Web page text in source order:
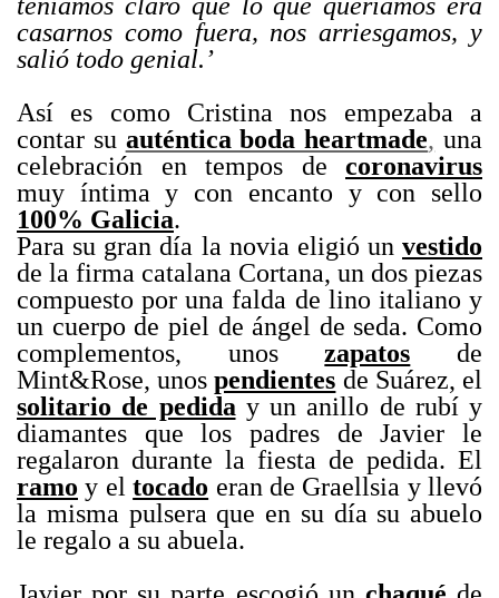
casarnos como fuera, nos arriesgamos, y
salió todo genial.’
Así es como Cristina nos empezaba a
contar su auténtica boda heartmade, una
celebración en tempos de coronavirus
muy íntima y con encanto y con sello
100% Galicia.
Para su gran día la novia eligió un vestido
de la firma catalana Cortana, un dos piezas
compuesto por una falda de lino italiano y
un cuerpo de piel de ángel de seda. Como
complementos, unos zapatos de
Mint&Rose, unospendientes de Suárez, el
solitario de pedida y un anillo de rubí y
diamantes que los padres de Javier le
regalaron durante la fiesta de pedida. El
ramo y eltocado eran de Graellsia y llevó
la misma pulsera que en su día su abuelo
le regalo a su abuela.